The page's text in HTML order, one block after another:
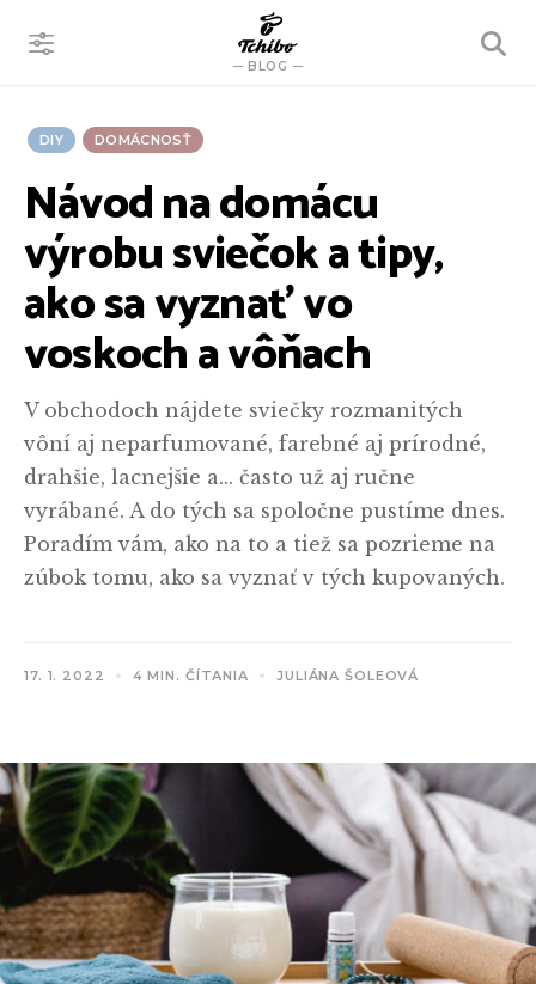
BLOG
VYHĽADÁVANIE
DIY DOMÁCNOSŤ
Návod na domácu
výrobu sviečok a tipy,
ako sa vyznať vo
voskoch a vôňach
V obchodoch nájdete sviečky rozmanitých
vôní aj neparfumované, farebné aj prírodné,
drahšie, lacnejšie a... často už aj ručne
vyrábané. A do tých sa spoločne pustíme dnes.
Poradím vám, ako na to a tiež sa pozrieme na
zúbok tomu, ako sa vyznať v tých kupovaných.
17. 1. 2022 4 MIN. ČÍTANIA JULIÁNA ŠOLEOVÁ